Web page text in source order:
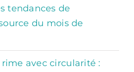
tendances de
du mois de
avec circularité :